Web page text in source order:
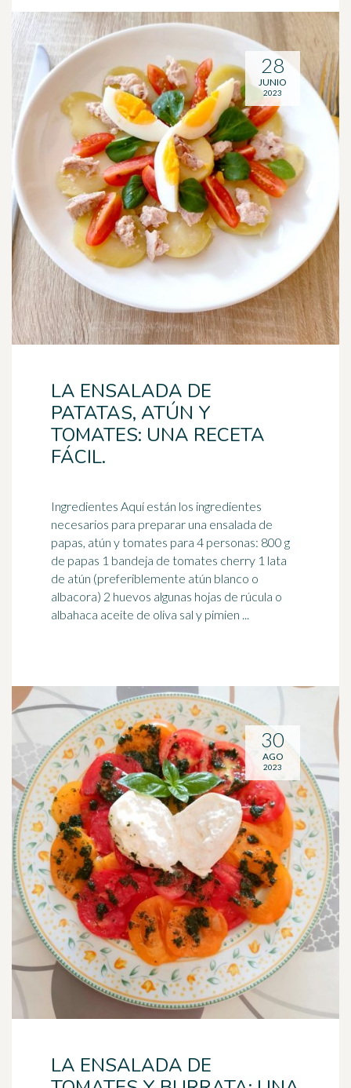
LA ENSALADA DE
PATATAS, ATÚN Y
TOMATES: UNA RECETA
FÁCIL.
Ingredientes Aquí están los ingredientes
necesarios para preparar una ensalada de
papas, atún ytomates para 4 personas: 800 g
de papas 1 bandeja de tomates cherry 1 lata
de atún (preferiblemente atún blanco o
albacora) 2 huevos algunas hojas de rúcula o
albahaca aceite de oliva sal y pimien ...
28
JUNIO
2023
LA ENSALADA DE
30
AGO
2023